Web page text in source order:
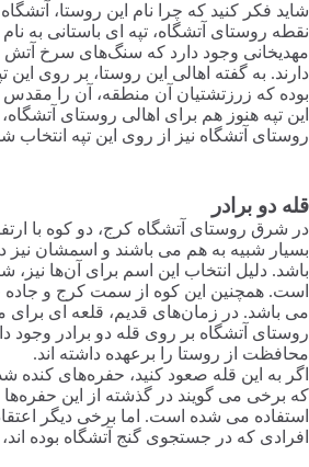
شاید فکر کنید که چرا نام این روستا،
نقطه روستای آتشگاه، تپه ای باستانی به نام
مهدیخانی وجود دارد که سنگ‌های سرخ آتش
دارند. به گفته اهالی این روستا، بر روی
بوده که زرزتشتیان آن منطقه، آن را
این تپه هنوز هم برای اهالی روستای
روستای آتشگاه نیز از روی این تپه
قله دو برادر
در شرق روستای آتشگاه کرج، دو کوه با
بسیار شبیه به هم می باشند و اسمشان نیز
باشد. دلیل انتخاب این اسم برای آن‌ها نیز،
است. همچنین این کوه از سمت کرج و جاده
می باشد. در زمان‌های قدیم، قلعه ای برای
روستای آتشگاه بر روی قله دو برادر وجود
محافظت از روستا را برعهده داشته اند.
اگر به این قله صعود کنید، حفره‌های کنده
که برخی می گویند در گذشته از این حفره‌ها
استفاده می شده است. اما برخی دیگر اعتقاد
افرادی که در جستجوی گنج آتشگاه بوده